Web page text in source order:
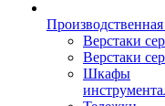
Верстаки
Верстаки
Шкафы